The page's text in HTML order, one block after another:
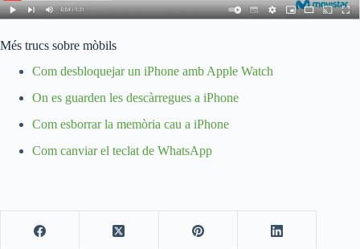
Més trucs sobre mòbils
Com desbloquejar un iPhone amb Apple Watch
On es guarden les descàrregues a iPhone
Com esborrar la memòria cau a iPhone
Com canviar el teclat de WhatsApp